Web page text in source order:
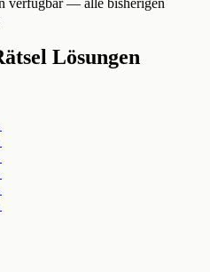
verfügbar — alle bisherigen
Lösungen